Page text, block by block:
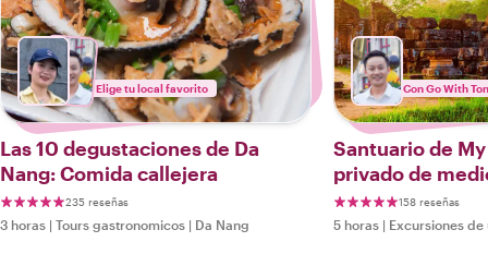
Elige tu local favorito
Las 10 degustaciones de Da
Nang: Comida callejera
235 reseñas
3 horas | Tours gastronomicos | Da Nang
Con Go With
Santuario de
privado de
158 reseñas
5 horas | Excursiones de